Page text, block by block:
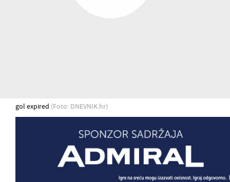
gol expired (Foto: DNEVNIK.hr)